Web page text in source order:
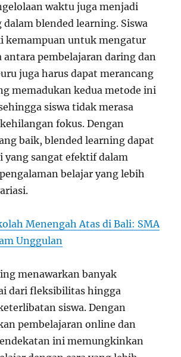
waktu juga menjadi
dalam blended learning. Siswa
kemampuan untuk mengatur
antara pembelajaran daring dan
juga harus dapat merancang
memadukan kedua metode ini
siswa tidak merasa
fokus. Dengan
baik, blended learning dapat
yang sangat efektif dalam
belajar yang lebih
Menengah Atas di Bali: SMA
Unggulan
menawarkan banyak
dari fleksibilitas hingga
siswa. Dengan
pembelajaran online dan
ini memungkinkan